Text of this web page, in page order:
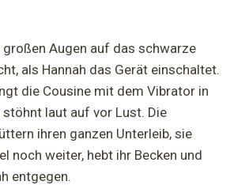
Augen auf das schwarze
als Hannah das Gerät einschaltet.
die Cousine mit dem Vibrator in
stöhnt laut auf vor Lust. Die
ihren ganzen Unterleib, sie
noch weiter, hebt ihr Becken und
entgegen.